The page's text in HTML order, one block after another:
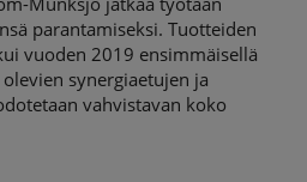
parantamiseksi. Tuotteiden
vuoden 2019 ensimmäisellä
synergiaetujen ja
vahvistavan koko